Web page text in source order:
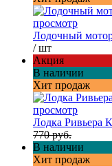
просмотр
Лодочный
/ шт
Акция
В наличии
Хит продаж
просмотр
Лодка Ривьера
770 руб.
В наличии
Хит продаж